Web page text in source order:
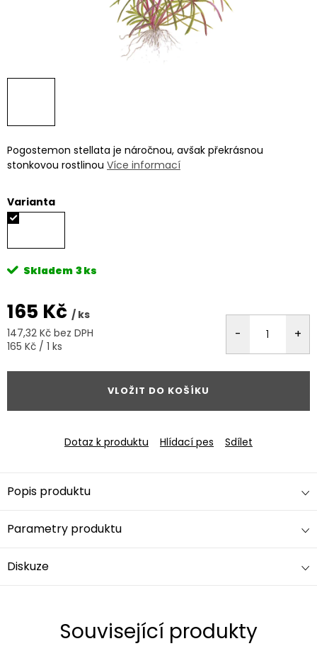
Pogostemon stellata je náročnou, avšak překrásnou
stonkovou rostlinou Více informací
Varianta
Skladem 3 ks
165 Kč / ks
147,32 Kč bez DPH
Měrná
165 Kč / 1 ks
VLOŽIT DO KOŠÍKU
Dotaz k produktu Hlídací pes Sdílet
Popis produktu
Parametry produktu
Diskuze
Související produkty